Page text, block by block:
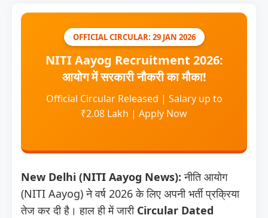
OFFICIAL CIRCULAR: 29 JAN 2026
NITI Aayog Recruitment 2026:
आयोग में सरकारी नौकरी का मौका!
Official Circular Released | Salary up to
₹2.08 Lakh | Apply Now
New Delhi (NITI Aayog News): नीति आयोग
(NITI Aayog) ने वर्ष 2026 के लिए अपनी भर्ती प्रक्रिया
तेज कर दी है। हाल ही में जारी Circular Dated